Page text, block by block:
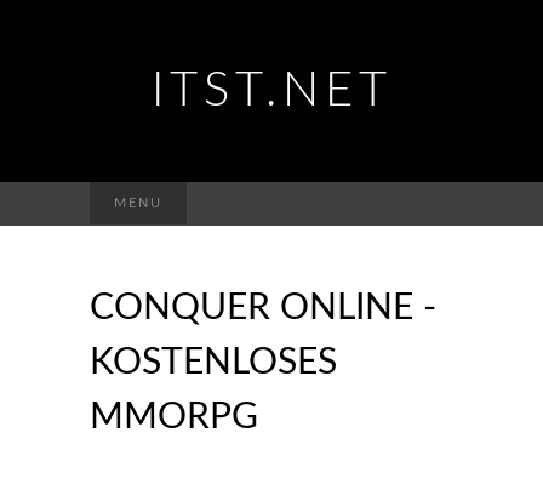
ITST.NET
MENU
nach:
CONQUER ONLINE -
KOSTENLOSES
MMORPG